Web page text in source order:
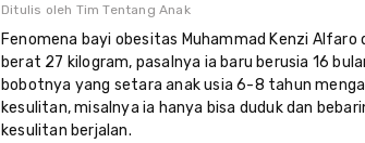
Ditulis oleh Tim Tentang Anak
Fenomena bayi obesitas Muhammad Kenzi Alfaro
berat 27 kilogram, pasalnya ia baru berusia 16
bobotnya yang setara anak usia 6-8 tahun
kesulitan, misalnya ia hanya bisa duduk dan
kesulitan berjalan.